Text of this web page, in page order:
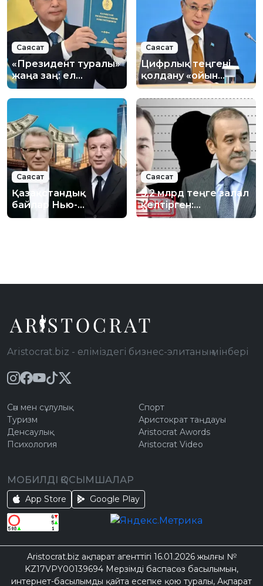
Саясат
«Президент туралы»
жаңа заң: ел
билігінде не
өзгереді?
Саясат
Цифрлық теңгені
қолдану «ойын
ережесін» өзгертеді
– президент
Саясат
Қазақстандық
байлар Нью-
Йорктегі пәтерлері
Саясат
5,2 млрд теңге залал
келтірген:
Мәсімовтың экс-
Aristocrat.biz - еліміздегі бизнес-элитаның мінбері
Сән мен сұлулық
Туризм
Денсаулық
Психология
Спорт
Аристократ таңдауы
Aristocrat Awords
Aristocrat Video
МОБИЛДІ ҚОСЫМШАЛАР
App Store Google Play
Aristocrat.biz ақпарат агенттігі 16.01.2026 жылғы №
KZ17VPY00139694 Мерзімді баспасөз басылымын,
интернет-басылымды қайта есепке қою туралы, Ақпарат